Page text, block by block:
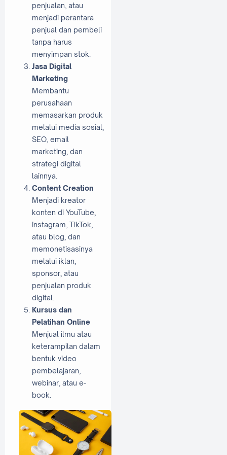
penjualan, atau
menjadi perantara
penjual dan pembeli
tanpa harus
menyimpan stok.
Jasa Digital
Marketing
Membantu
perusahaan
memasarkan produk
melalui media sosial,
SEO, email
marketing, dan
strategi digital
lainnya.
Content Creation
Menjadi kreator
konten di YouTube,
Instagram, TikTok,
atau blog, dan
memonetisasinya
melalui iklan,
sponsor, atau
penjualan produk
digital.
Kursus dan
Pelatihan Online
Menjual ilmu atau
keterampilan dalam
bentuk video
pembelajaran,
webinar, atau e-
book.